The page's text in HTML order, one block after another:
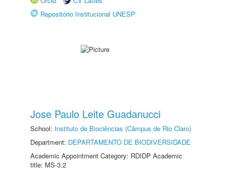
Repositório Institucional UNESP
Jose Paulo Leite Guadanucci
School: Instituto de Biociências (Câmpus de Rio Claro)
Department: DEPARTAMENTO DE BIODIVERSIDADE
Academic Appointment Category: RDIDP Academic
title: MS-3.2